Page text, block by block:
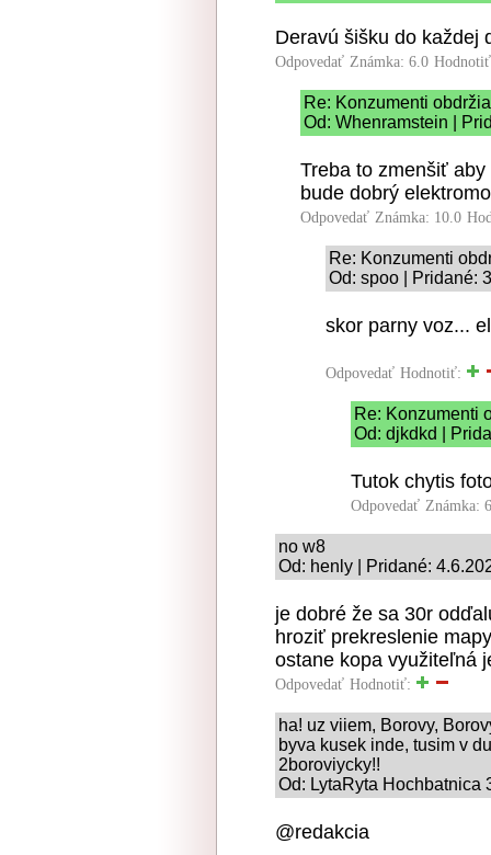
Deravú šišku do každej
Odpovedať Známka: 6.0
Re: Konzumenti
Od: Whenramstein |
Treba to zmenšiť
bude dobrý
Odpovedať Známka: 10.0
Re: Konzumenti
Od: spoo | Pridané:
skor parny voz...
Odpovedať Hodnotiť:
Re: Konzumenti
Od: djkdkd |
Tutok chytis
Odpovedať Známka:
no w8
Od: henly | Pridané:
je dobré že sa 30r
hroziť prekreslenie
ostane kopa využiteľná
Odpovedať Hodnotiť:
ha! uz viiem, Borovy,
byva kusek inde, tusim v
2boroviycky!!
Od: LytaRyta Hochbatnica
@redakcia